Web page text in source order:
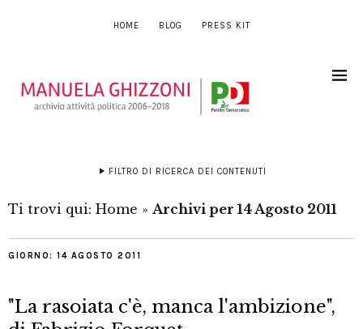
HOME BLOG PRESS KIT
FILTRO DI RICERCA DEI CONTENUTI
Ti trovi qui: Home » Archivi per 14 Agosto 2011
GIORNO: 14 AGOSTO 2011
"La rasoiata c'è, manca l'ambizione",